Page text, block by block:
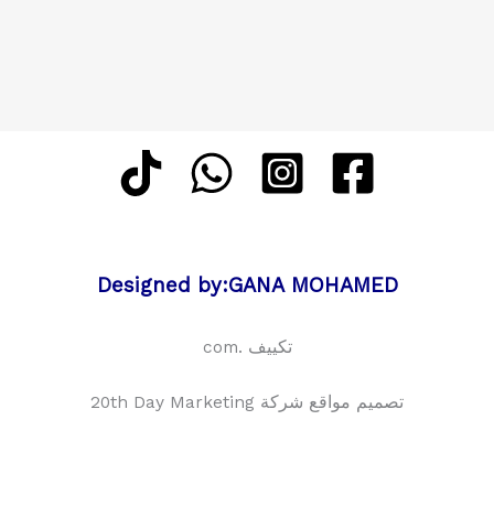
Designed by:GANA MOHAMED
تكييف .com
تصميم مواقع شركة 20th Day Marketing